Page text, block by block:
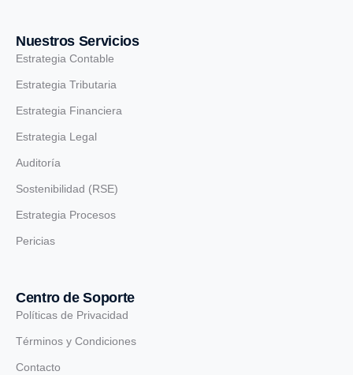
Nuestros Servicios
Estrategia Contable
Estrategia Tributaria
Estrategia Financiera
Estrategia Legal
Auditoría
Sostenibilidad (RSE)
Estrategia Procesos
Pericias
Centro de Soporte
Políticas de Privacidad
Términos y Condiciones
Contacto